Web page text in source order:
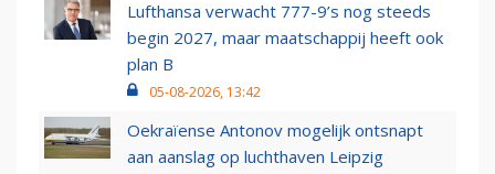
Lufthansa verwacht 777-9’s nog steeds
begin 2027, maar maatschappij heeft ook
plan B
05-08-2026, 13:42
Oekraïense Antonov mogelijk ontsnapt
aan aanslag op luchthaven Leipzig